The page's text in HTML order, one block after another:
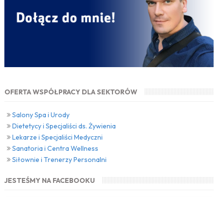
OFERTA WSPÓŁPRACY DLA SEKTORÓW
Salony Spa i Urody
Dietetycy i Specjaliści ds. Żywienia
Lekarze i Specjaliści Medyczni
Sanatoria i Centra Wellness
Siłownie i Trenerzy Personalni
JESTEŚMY NA FACEBOOKU